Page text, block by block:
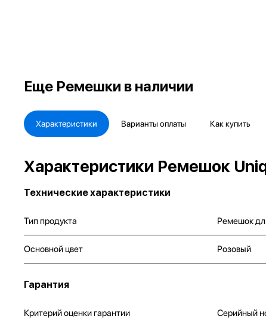
Еще Ремешки в наличии
Характеристики Варианты оплаты Как купить
Характеристики Ремешок
Технические характеристики
Тип продукта Ремешок
Основной цвет Розовый
Гарантия
Критерий оценки гарантии Серийный